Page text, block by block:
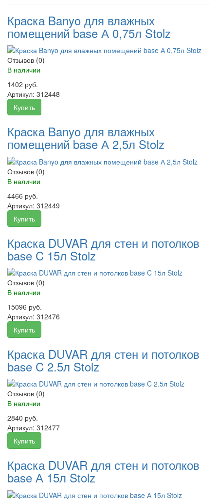
Краска Banyo для влажных
помещений base А 0,75л Stolz
Отзывов (0)
В наличии
1402 руб.
Артикул: 312448
Купить
Краска Banyo для влажных
помещений base А 2,5л Stolz
Отзывов (0)
В наличии
4466 руб.
Артикул: 312449
Купить
Краска DUVAR для стен и потолков
base C 15л Stolz
Отзывов (0)
В наличии
15096 руб.
Артикул: 312476
Купить
Краска DUVAR для стен и потолков
base C 2.5л Stolz
Отзывов (0)
В наличии
2840 руб.
Артикул: 312477
Купить
Краска DUVAR для стен и потолков
base А 15л Stolz